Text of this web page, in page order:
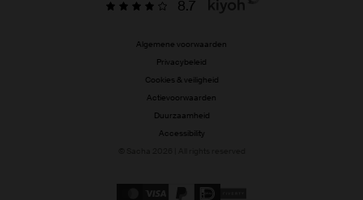
8.7
Algemene voorwaarden
Privacybeleid
Cookies & veiligheid
Actievoorwaarden
Duurzaamheid
Accessibility